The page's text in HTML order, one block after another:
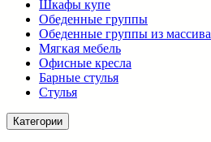
Шкафы купе
Обеденные группы
Обеденные группы из массива
Мягкая мебель
Офисные кресла
Барные стулья
Стулья
Категории